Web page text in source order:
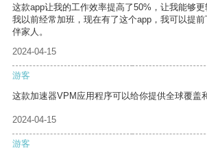
这款app让我的工作效率提高了50%，让我能够更
我以前经常加班，现在有了这个app，我可以提
伴家人。
2024-04-15
游客
这款加速器VPM应用程序可以给你提供全球覆盖
2024-04-15
游客